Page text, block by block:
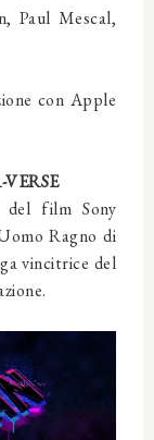
Paul Mescal,
con Apple
film Sony
Ragno di
vincitrice del